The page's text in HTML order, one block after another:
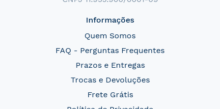
Informações
Quem Somos
FAQ - Perguntas Frequentes
Prazos e Entregas
Trocas e Devoluções
Frete Grátis